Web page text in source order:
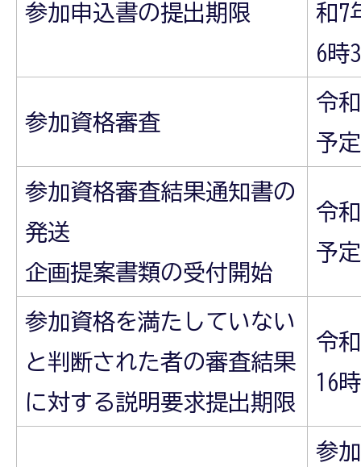
参加申込書の提出期限
和7
6時
参加資格審査
令
予定
参加資格審査結果通知書の
発送
企画提案書類の受付開始
令
予定
参加資格を満たしていない
と判断された者の審査結果
に対する説明要求提出期限
令
16
参